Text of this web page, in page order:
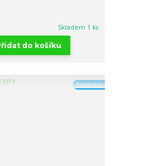
Skladem 1 ks
do košíku
Novinka